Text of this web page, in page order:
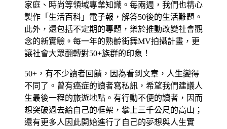
家庭、時尚等領域專業知識。每兩週，我們也精心
製作「生活百科」電子報，解答50後的生活難題。
此外，還包括不定期的專題，樂於推動改變社會觀
念的新實驗。每一年的熟齡街舞MV拍攝計畫，更
讓社會大眾翻轉對50+族群的印象！
50+，有不少讀者回饋，因為看到文章，人生變得
不同了。曾有癌症的讀者寫私訊，希望我們建議人
生最後一程的旅遊地點。有行動不便的讀者，因而
想突破過去給自己的框架，攀上三千公尺的高山；
還有更多人因此開始進行了自己的夢想與人生實